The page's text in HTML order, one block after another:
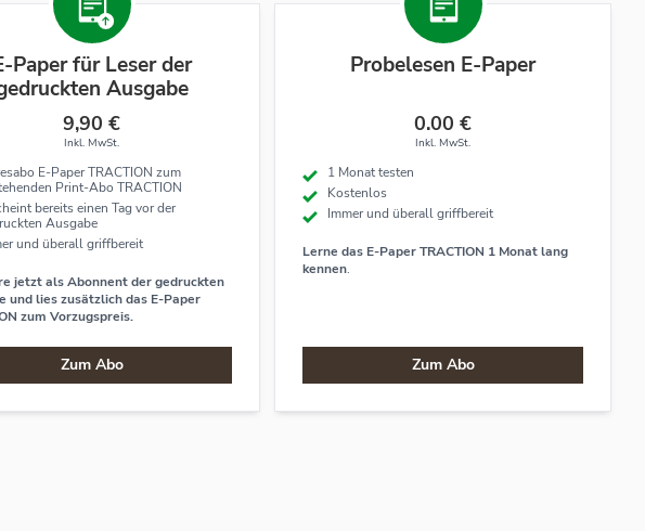
Paper für Leser der
Ausgabe
9,90 €
Inkl. MwSt.
E-Paper TRACTION zum
Print-Abo TRACTION
bereits einen Tag vor der
Ausgabe
und überall griffbereit
jetzt als Abonnent der gedruckten
und lies zusätzlich das E-Paper
zum Vorzugspreis.
Zum Abo
Probelesen E-Paper
0.00 €
Inkl. MwSt.
1 Monat testen
Kostenlos
Immer und überall griffbereit
Lerne das E-Paper TRACTION 1 Monat lang
kennen.
Zum Abo